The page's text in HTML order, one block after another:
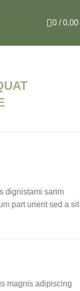
0 / 0,00
dignistami sarim
part urient sed a sit
magnis adipiscing